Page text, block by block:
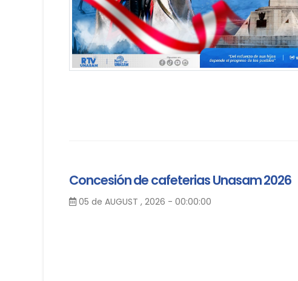
Concesión de cafeterias Unasam 2026
05 de AUGUST , 2026 - 00:00:00